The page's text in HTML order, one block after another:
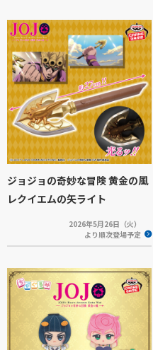
ジョジョの奇妙な冒険 黄金の風
レクイエムの矢ライト
2026年5月26日（火）
より順次登場予定